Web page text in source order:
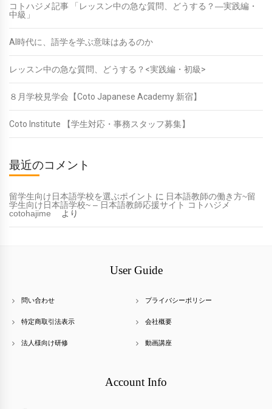
コトハジメ記事 「レッスン中の急な質問、どうする？―実践編・
中級」
AI時代に、語学を学ぶ意味はあるのか
レッスン中の急な質問、どうする？<実践編・初級>
８月学校見学会【Coto Japanese Academy 新宿】
Coto Institute 【学生対応・事務スタッフ募集】
最近のコメント
留学生向け日本語学校を選ぶポイント に 日本語教師の働き方~留
学生向け日本語学校~ – 日本語教師応援サイト コトハジメ
cotohajime
より
User Guide
問い合わせ プライバシーポリシー
特定商取引法表示 会社概要
法人様向け研修 動画講座
Account Info